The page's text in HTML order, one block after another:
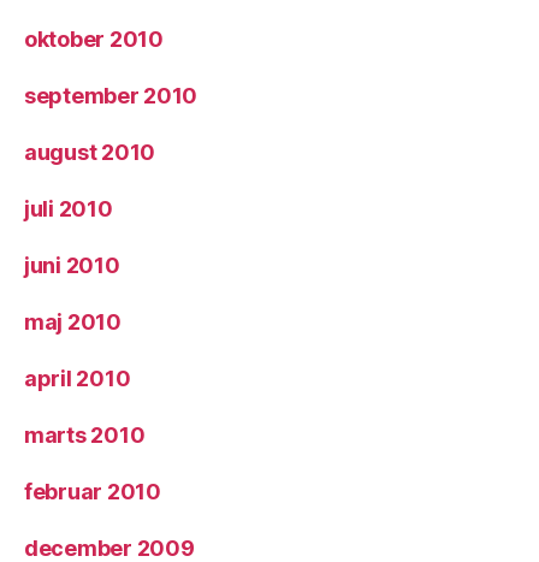
oktober 2010
september 2010
august 2010
juli 2010
juni 2010
maj 2010
april 2010
marts 2010
februar 2010
december 2009